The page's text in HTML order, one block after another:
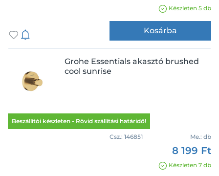
Készleten 5 db
Kosárba
Grohe Essentials akasztó brushed
cool sunrise
Beszállítói készleten - Rövid szállítási határidő!
Csz.: 146851 Me.: db
8 199 Ft
Készleten 7 db